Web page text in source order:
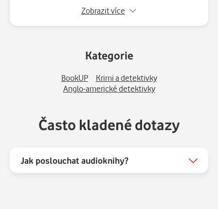
Kapitola 6
Kapitola 8 00:14:17
Kapitola 9 00:22:31
12. Kapitola 12 00:26:44
Zobrazit více
Kategorie
BookUP
Krimi a detektivky
Anglo-americké detektivky
Často kladené dotazy
Jak poslouchat audioknihy?